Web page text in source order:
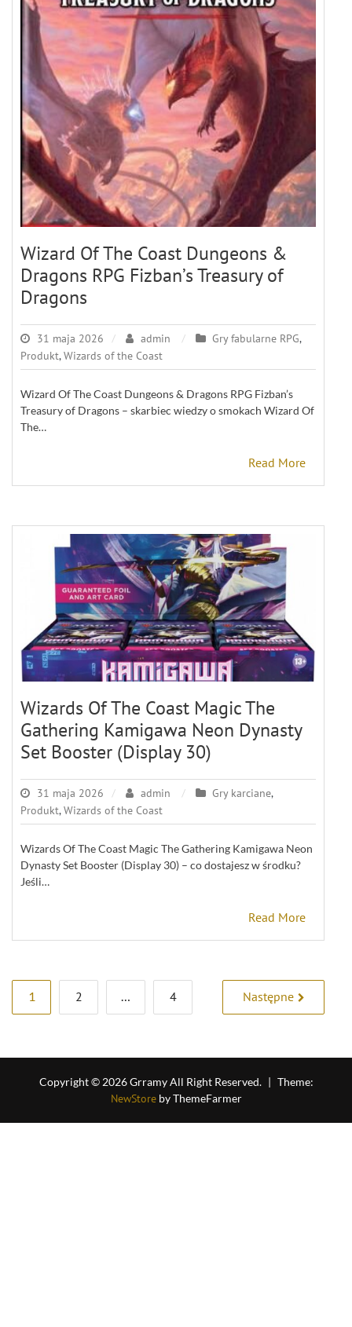
Wizard Of The Coast Dungeons &
Dragons RPG Fizban’s Treasury of
Dragons
31 maja 2026 admin Gry fabularne RPG,
Produkt,Wizards of the Coast
Wizard Of The Coast Dungeons & Dragons RPG Fizban’s
Treasury of Dragons – skarbiec wiedzy o smokach Wizard Of
The…
Read More
Wizards Of The Coast Magic The
Gathering Kamigawa Neon Dynasty
Set Booster (Display 30)
31 maja 2026 admin Gry karciane,
Produkt,Wizards of the Coast
Wizards Of The Coast Magic The Gathering Kamigawa Neon
Dynasty Set Booster (Display 30) – co dostajesz w środku?
Jeśli…
Read More
Stronicowanie
wpisów
1 2 4 Następne
Copyright © 2026 Grramy All Right Reserved. | Theme:
NewStoreby ThemeFarmer